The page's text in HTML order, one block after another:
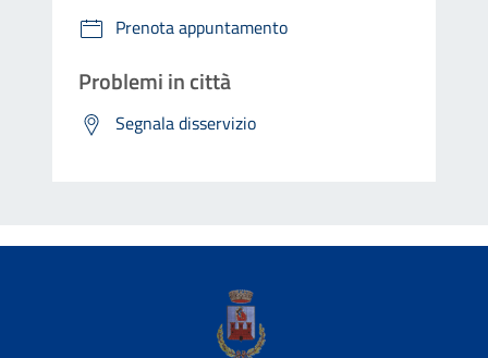
Prenota appuntamento
Problemi in città
Segnala disservizio